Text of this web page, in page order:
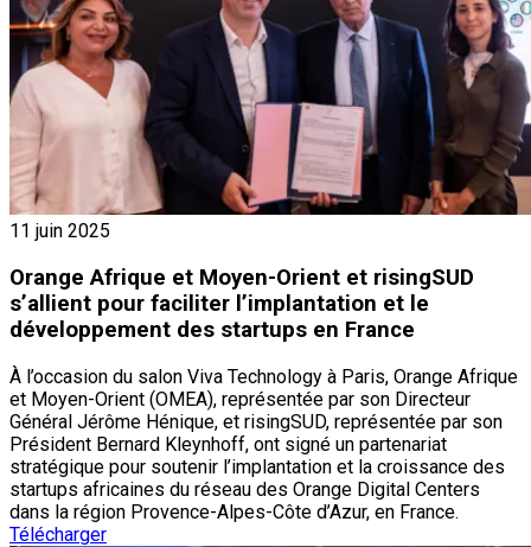
11 juin 2025
Orange Afrique et Moyen-Orient et risingSUD
s’allient pour faciliter l’implantation et le
développement des startups en France
À l’occasion du salon Viva Technology à Paris, Orange Afrique
et Moyen-Orient (OMEA), représentée par son Directeur
Général Jérôme Hénique, et risingSUD, représentée par son
Président Bernard Kleynhoff, ont signé un partenariat
stratégique pour soutenir l’implantation et la croissance des
startups africaines du réseau des Orange Digital Centers
dans la région Provence-Alpes-Côte d’Azur, en France.
Télécharger